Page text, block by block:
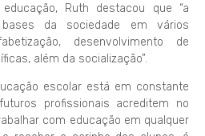
Ruth destacou que “a
da sociedade em vários
desenvolvimento de
além da socialização”.
escolar está em constante
profissionais acreditem no
com educação em qualquer